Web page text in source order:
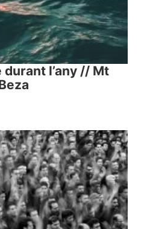
durant l’any // Mt